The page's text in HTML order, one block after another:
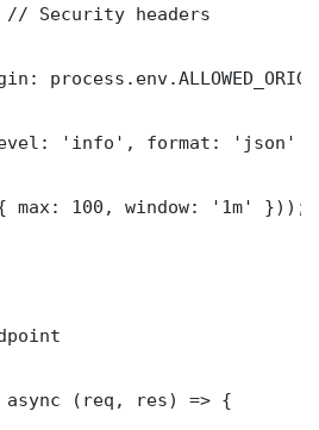
// Security headers
level: 'info', format: 'json'
max: 100, window: '1m' }));
(req, res) => {